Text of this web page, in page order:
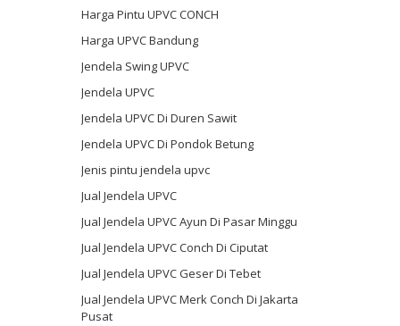
Harga Pintu UPVC CONCH
Harga UPVC Bandung
Jendela Swing UPVC
Jendela UPVC
Jendela UPVC Di Duren Sawit
Jendela UPVC Di Pondok Betung
Jenis pintu jendela upvc
Jual Jendela UPVC
Jual Jendela UPVC Ayun Di Pasar Minggu
Jual Jendela UPVC Conch Di Ciputat
Jual Jendela UPVC Geser Di Tebet
Jual Jendela UPVC Merk Conch Di Jakarta
Pusat